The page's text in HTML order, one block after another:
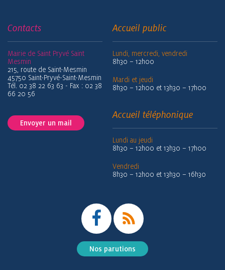
Contacts
Mairie de Saint Pryvé Saint
Mesmin
215, route de Saint-Mesmin
45750 Saint-Pryvé-Saint-Mesmin
Tél. 02 38 22 63 63 - Fax : 02 38
66 20 56
Envoyer un mail
Accueil public
Lundi, mercredi, vendredi
8h30 – 12h00
Mardi et jeudi
8h30 – 12h00 et 13h30 – 17h00
Accueil téléphonique
Lundi au jeudi
8h30 – 12h00 et 13h30 – 17h00
Vendredi
8h30 – 12h00 et 13h30 – 16h30
Nos parutions